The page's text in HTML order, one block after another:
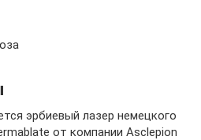
эрбиевый лазер немецкого
от компании Asclepion